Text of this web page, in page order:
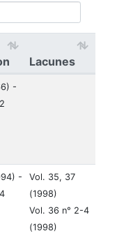
Lacunes
-
-
Vol. 35, 37
(1998)
Vol. 36 n° 2-4
(1998)